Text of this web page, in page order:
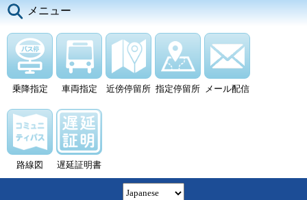
メニュー
乗降指定 車両指定 近傍停留所 指定停留所 メール配信
路線図 遅延証明書